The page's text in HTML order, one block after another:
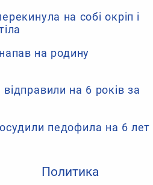
Политика
на собі окріп і
на родину
на 6 років за
педофила на 6 лет